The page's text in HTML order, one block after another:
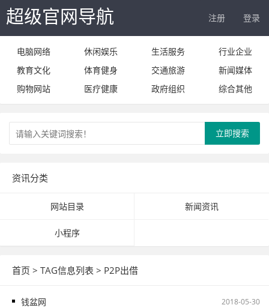
超级官网导航 注册 登录
电脑网络 休闲娱乐 生活服务
行业企业
教育文化
体育健身 交通旅游
新闻媒体
购物网站
医疗健康 政府组织 综合其他
立即搜索
资讯分类
网站目录 新闻资讯
小程序
首页 > TAG信息列表 > P2P出借
钱盆网 2018-05-30